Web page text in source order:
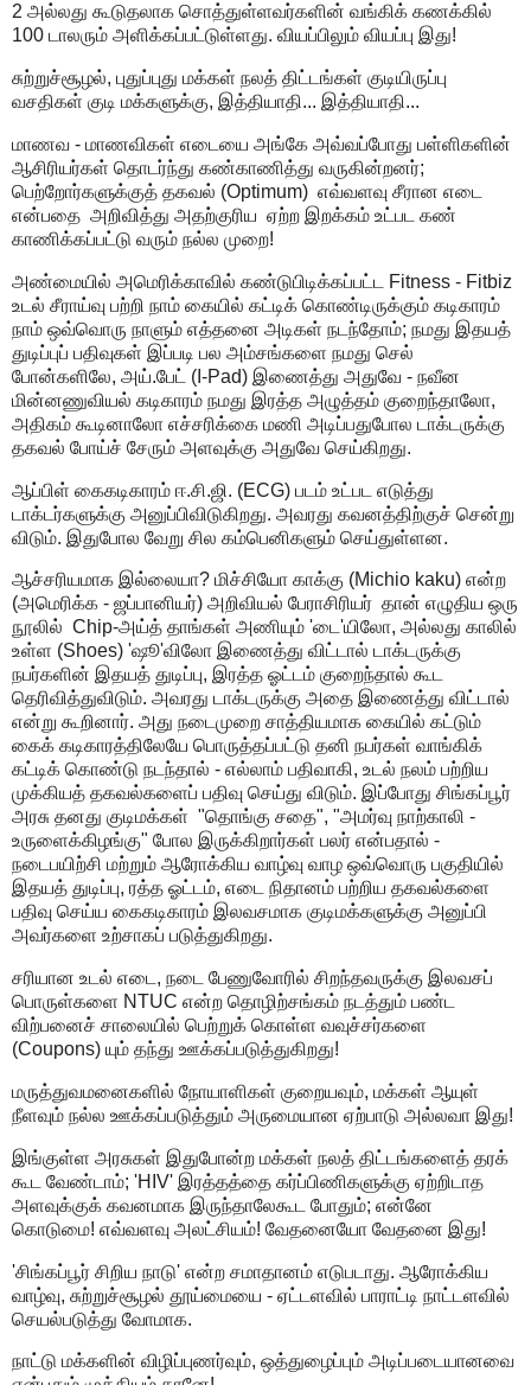
2 அல்லது கூடுதலாக சொத்துள்ளவர்களின் வங்கிக் கணக்கில்
100 டாலரும் அளிக்கப்பட்டுள்ளது. வியப்பிலும் வியப்பு இது!
சுற்றுச்சூழல், புதுப்புது மக்கள் நலத் திட்டங்கள் குடியிருப்பு
வசதிகள் குடி மக்களுக்கு, இத்தியாதி... இத்தியாதி...
மாணவ - மாணவிகள் எடையை அங்கே அவ்வப்போது பள்ளிகளின்
ஆசிரியர்கள் தொடர்ந்து கண்காணித்து வருகின்றனர்;
பெற்றோர்களுக்குத் தகவல் (Optimum) எவ்வளவு சீரான எடை
என்பதை அறிவித்து அதற்குரிய ஏற்ற இறக்கம் உட்பட கண்
காணிக்கப்பட்டு வரும் நல்ல முறை!
அண்மையில் அமெரிக்காவில் கண்டுபிடிக்கப்பட்ட Fitness - Fitbiz
உடல் சீராய்வு பற்றி நாம் கையில் கட்டிக் கொண்டிருக்கும் கடிகாரம்
நாம் ஒவ்வொரு நாளும் எத்தனை அடிகள் நடந்தோம்; நமது இதயத்
துடிப்புப் பதிவுகள் இப்படி பல அம்சங்களை நமது செல்
போன்களிலே, அய்.பேட் (I-Pad) இணைத்து அதுவே - நவீன
மின்னணுவியல் கடிகாரம் நமது இரத்த அழுத்தம் குறைந்தாலோ,
அதிகம் கூடினாலோ எச்சரிக்கை மணி அடிப்பதுபோல டாக்டருக்கு
தகவல் போய்ச் சேரும் அளவுக்கு அதுவே செய்கிறது.
ஆப்பிள் கைகடிகாரம் ஈ.சி.ஜி. (ECG) படம் உட்பட எடுத்து
டாக்டர்களுக்கு அனுப்பிவிடுகிறது. அவரது கவனத்திற்குச் சென்று
விடும். இதுபோல வேறு சில கம்பெனிகளும் செய்துள்ளன.
ஆச்சரியமாக இல்லையா? மிச்சியோ காக்கு (Michio kaku) என்ற
(அமெரிக்க - ஜப்பானியர்) அறிவியல் பேராசிரியர் தான் எழுதிய ஒரு
நூலில் Chip-அய்த் தாங்கள் அணியும் 'டை'யிலோ, அல்லது காலில்
உள்ள (Shoes) 'ஷூ'விலோ இணைத்து விட்டால் டாக்டருக்கு
நபர்களின் இதயத் துடிப்பு, இரத்த ஓட்டம் குறைந்தால் கூட
தெரிவித்துவிடும். அவரது டாக்டருக்கு அதை இணைத்து விட்டால்
என்று கூறினார். அது நடைமுறை சாத்தியமாக கையில் கட்டும்
கைக் கடிகாரத்திலேயே பொருத்தப்பட்டு தனி நபர்கள் வாங்கிக்
கட்டிக் கொண்டு நடந்தால் - எல்லாம் பதிவாகி, உடல் நலம் பற்றிய
முக்கியத் தகவல்களைப் பதிவு செய்து விடும். இப்போது சிங்கப்பூர்
அரசு தனது குடிமக்கள் "தொங்கு சதை", "அமர்வு நாற்காலி -
உருளைக்கிழங்கு" போல இருக்கிறார்கள் பலர் என்பதால் -
நடைபயிற்சி மற்றும் ஆரோக்கிய வாழ்வு வாழ ஒவ்வொரு பகுதியில்
இதயத் துடிப்பு, ரத்த ஓட்டம், எடை நிதானம் பற்றிய தகவல்களை
பதிவு செய்ய கைகடிகாரம் இலவசமாக குடிமக்களுக்கு அனுப்பி
அவர்களை உற்சாகப் படுத்துகிறது.
சரியான உடல் எடை, நடை பேணுவோரில் சிறந்தவருக்கு இலவசப்
பொருள்களை NTUC என்ற தொழிற்சங்கம் நடத்தும் பண்ட
விற்பனைச் சாலையில் பெற்றுக் கொள்ள வவுச்சர்களை
(Coupons) யும் தந்து ஊக்கப்படுத்துகிறது!
மருத்துவமனைகளில் நோயாளிகள் குறையவும், மக்கள் ஆயுள்
நீளவும் நல்ல ஊக்கப்படுத்தும் அருமையான ஏற்பாடு அல்லவா இது!
இங்குள்ள அரசுகள் இதுபோன்ற மக்கள் நலத் திட்டங்களைத் தரக்
கூட வேண்டாம்; 'HIV' இரத்தத்தை கர்ப்பிணிகளுக்கு ஏற்றிடாத
அளவுக்குக் கவனமாக இருந்தாலேகூட போதும்; என்னே
கொடுமை! எவ்வளவு அலட்சியம்! வேதனையோ வேதனை இது!
'சிங்கப்பூர் சிறிய நாடு' என்ற சமாதானம் எடுபடாது. ஆரோக்கிய
வாழ்வு, சுற்றுச்சூழல் தூய்மையை - ஏட்டளவில் பாராட்டி நாட்டளவில்
செயல்படுத்து வோமாக.
நாட்டு மக்களின் விழிப்புணர்வும், ஒத்துழைப்பும் அடிப்படையானவை